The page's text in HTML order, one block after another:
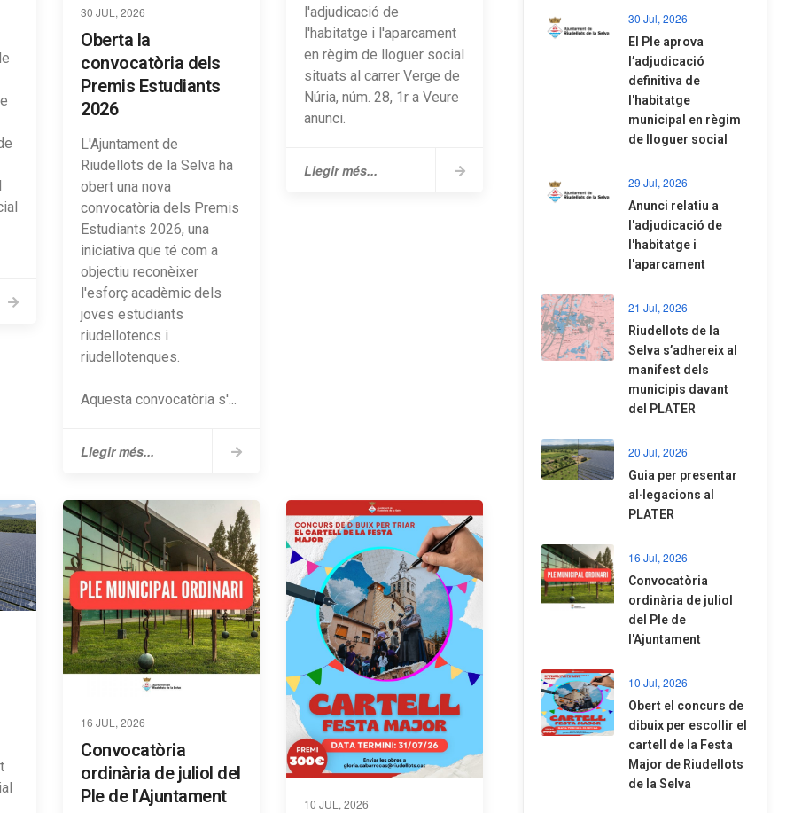
30 JUL, 2026
Oberta la
convocatòria dels
Premis Estudiants
2026
L'Ajuntament de
Riudellots de la Selva ha
obert una nova
convocatòria dels Premis
Estudiants 2026, una
iniciativa que té com a
objectiu reconèixer
l'esforç acadèmic dels
joves estudiants
riudellotencs i
riudellotenques.
Aquesta convocatòria s'...
Llegir més...
l'adjudicació de
l'habitatge i l'aparcament
en règim de lloguer social
situats al carrer Verge de
Núria, núm. 28, 1r a Veure
anunci.
Llegir més...
16 JUL, 2026
Convocatòria
ordinària de juliol del
Ple de l'Ajuntament
10 JUL, 2026
30 Jul, 2026
El Ple aprova
l’adjudicació
definitiva de
l'habitatge
municipal en règim
de lloguer social
29 Jul, 2026
Anunci relatiu a
l'adjudicació de
l'habitatge i
l'aparcament
21 Jul, 2026
Riudellots de la
Selva s’adhereix al
manifest dels
municipis davant
del PLATER
20 Jul, 2026
​Guia per presentar
al·legacions al
PLATER
16 Jul, 2026
Convocatòria
ordinària de juliol
del Ple de
l'Ajuntament
10 Jul, 2026
​Obert el concurs de
dibuix per escollir el
cartell de la Festa
Major de Riudellots
de la Selva